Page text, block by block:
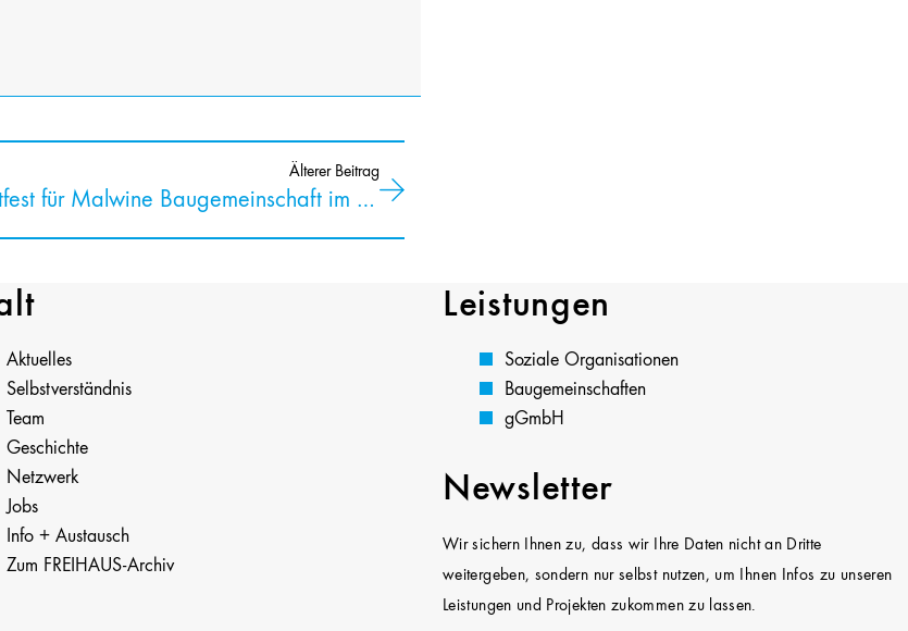
Richtfest für Malwine Baugemeinschaft im Schlicksweg
Älterer Beitrag
Aktuelles
Selbstverständnis
Team
Geschichte
Netzwerk
Jobs
Info + Austausch
Zum FREIHAUS-Archiv
Leistungen
Soziale Organisationen
Baugemeinschaften
gGmbH
Newsletter
Wir sichern Ihnen zu, dass wir Ihre Daten nicht an Dritte
weitergeben, sondern nur selbst nutzen, um Ihnen Infos zu unseren
Leistungen und Projekten zukommen zu lassen.